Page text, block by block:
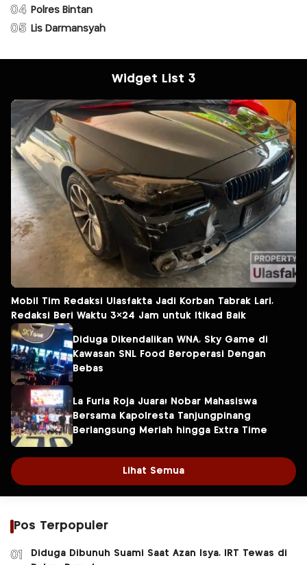
04 Polres Bintan
05 Lis Darmansyah
Widget List 3
Mobil Tim Redaksi Ulasfakta Jadi Korban Tabrak Lari,
Redaksi Beri Waktu 3×24 Jam untuk Itikad Baik
Diduga Dikendalikan WNA, Sky Game di
Kawasan SNL Food Beroperasi Dengan
Bebas
La Furia Roja Juara! Nobar Mahasiswa
Bersama Kapolresta Tanjungpinang
Berlangsung Meriah hingga Extra Time
Lihat Semua
Pos Terpopuler
01
Diduga Dibunuh Suami Saat Azan Isya, IRT Tewas di